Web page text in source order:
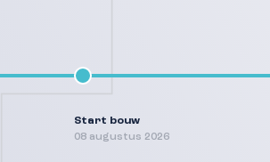
Start bouw
08 augustus 2026